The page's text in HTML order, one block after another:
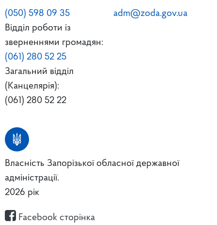
(050) 598 09 35
Відділ роботи із
зверненнями громадян:
(061) 280 52 25
Загальний відділ
(Канцелярія):
(061) 280 52 22
adm@zoda.gov.ua
Власність Запорізької обласної державної
адміністрації.
2026 рік
Facebook сторінка